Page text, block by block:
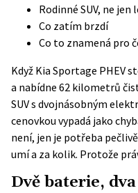
Rodinné SUV, ne jen
Co zatím brzdí
Co to znamená pro
Když Kia Sportage PHEV
a nabídne 62 kilometrů
SUV s dvojnásobným
cenovkou vypadá jako
není, jen je potřeba
umí a za kolik. Protože
Dvě baterie,